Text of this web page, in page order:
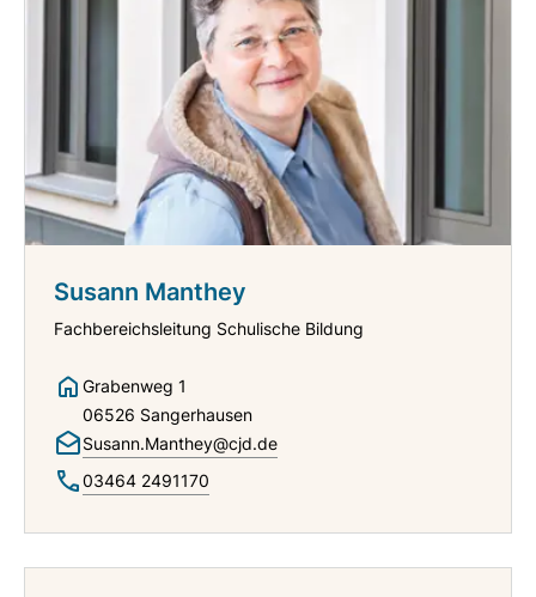
Susann Manthey
Fachbereichsleitung Schulische Bildung
Grabenweg 1
06526 Sangerhausen
Susann.Manthey@cjd.de
03464 2491170